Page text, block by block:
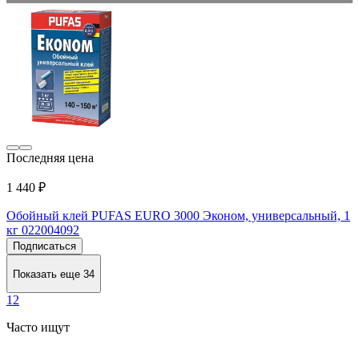
Последняя цена
1 440 ₽
Обойный клей PUFAS EURO 3000 Эконом, универсальный, 1
кг 022004092
Подписаться
Показать еще 34
1 2
Часто ищут